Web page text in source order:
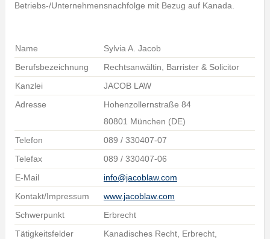
Betriebs-/Unternehmensnachfolge mit Bezug auf Kanada.
Name
Sylvia A. Jacob
Berufsbezeichnung
Rechtsanwältin, Barrister & Solicitor
Kanzlei
JACOB LAW
Adresse
Hohenzollernstraße 84
80801 München (DE)
Telefon
089 / 330407-07
Telefax
089 / 330407-06
E-Mail
info@jacoblaw.com
Kontakt/Impressum
www.jacoblaw.com
Schwerpunkt
Erbrecht
Tätigkeitsfelder
Kanadisches Recht, Erbrecht,